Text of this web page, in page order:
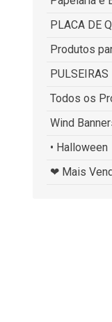
PLACA DE
Produtos
PULSEIRAS
Todos os
Wind
• Halloween
❤ Mais